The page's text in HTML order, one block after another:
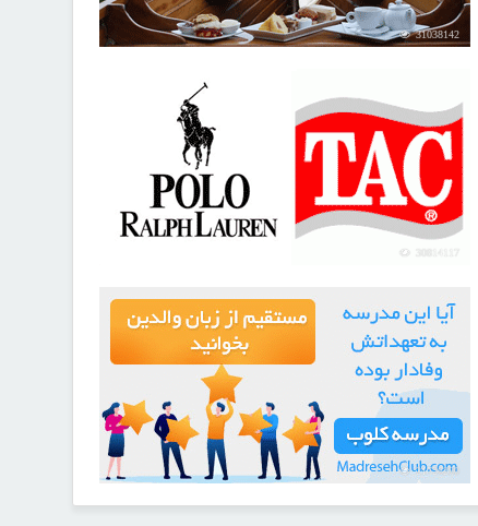
31038142
21726280